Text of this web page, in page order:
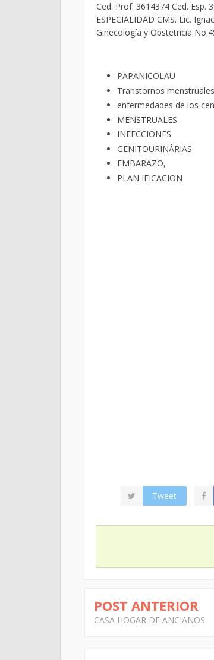
Ced. Prof. 3614374 Ced. Esp.
ESPECIALIDAD CMS. Lic.
Ginecología y Obstetricia
PAPANICOLAU
Transtornos menstruales
enfermedades de los
MENSTRUALES
INFECCIONES
GENITOURINÁRIAS
EMBARAZO,
PLAN IFICACION
Tweet
POST ANTERIOR
CASA HOGAR DE ANCIANOS